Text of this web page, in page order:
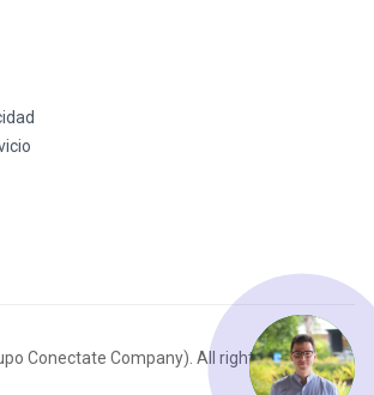
Conectate Company). All rights reserved.